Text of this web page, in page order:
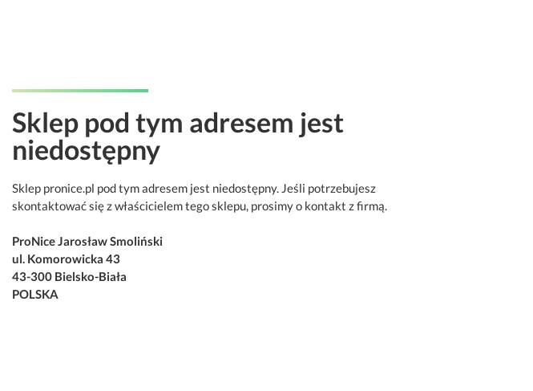
Sklep pod tym adresem jest
niedostępny
Sklep pronice.pl pod tym adresem jest niedostępny. Jeśli potrzebujesz
skontaktować się z właścicielem tego sklepu, prosimy o kontakt z firmą.
ProNice Jarosław Smoliński
ul. Komorowicka 43
43-300 Bielsko-Biała
POLSKA